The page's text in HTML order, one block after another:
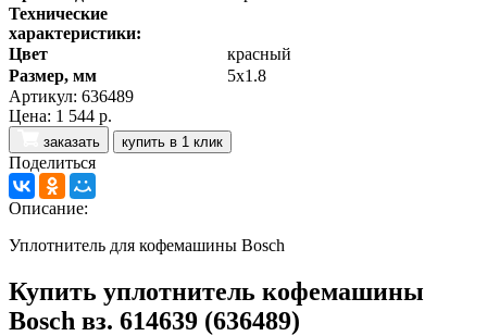
Технические
характеристики:
Цвет
красный
Размер, мм
5x1.8
Артикул: 636489
Цена: 1 544 р.
заказать купить в 1 клик
Поделиться
Описание:
Уплотнитель для кофемашины Bosch
Купить уплотнитель кофемашины
Bosch вз. 614639 (636489)